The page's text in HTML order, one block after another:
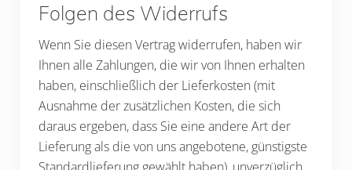
Folgen des Widerrufs
Wenn Sie diesen Vertrag widerrufen, haben wir
Ihnen alle Zahlungen, die wir von Ihnen erhalten
haben, einschließlich der Lieferkosten (mit
Ausnahme der zusätzlichen Kosten, die sich
daraus ergeben, dass Sie eine andere Art der
Lieferung als die von uns angebotene, günstigste